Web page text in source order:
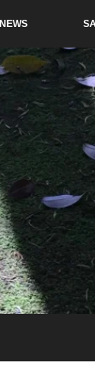
NEWS